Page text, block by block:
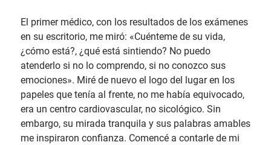
El primer médico, con los resultados de los exámenes
en su escritorio, me miró: «Cuénteme de su vida,
¿cómo está?, ¿qué está sintiendo? No puedo
atenderlo si no lo comprendo, si no conozco sus
emociones». Miré de nuevo el logo del lugar en los
papeles que tenía al frente, no me había equivocado,
era un centro cardiovascular, no sicológico. Sin
embargo, su mirada tranquila y sus palabras amables
me inspiraron confianza. Comencé a contarle de mi